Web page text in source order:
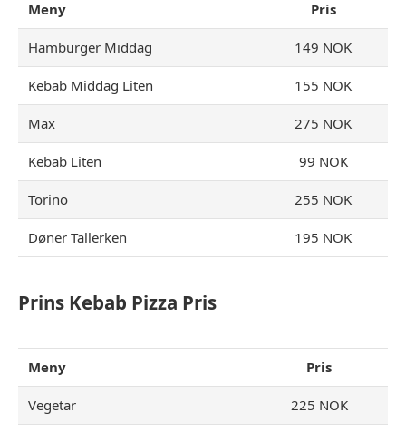
Meny Pris
Hamburger Middag 149 NOK
Kebab Middag Liten 155 NOK
Max 275 NOK
Kebab Liten 99 NOK
Torino 255 NOK
Døner Tallerken 195 NOK
Prins Kebab Pizza Pris
Meny Pris
Vegetar 225 NOK